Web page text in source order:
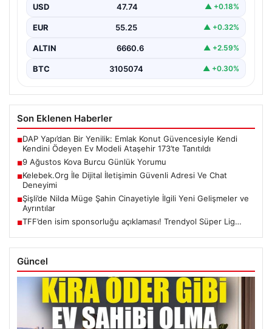
USD 47.74 ▲ +0.18%
EUR 55.25 ▲ +0.32%
ALTIN 6660.6 ▲ +2.59%
BTC 3105074 ▲ +0.30%
Son Eklenen Haberler
■DAP Yapı’dan Bir Yenilik: Emlak Konut Güvencesiyle Kendi
Kendini Ödeyen Ev Modeli Ataşehir 173’te Tanıtıldı
■9 Ağustos Kova Burcu Günlük Yorumu
■Kelebek.Org İle Dijital İletişimin Güvenli Adresi Ve Chat
Deneyimi
■Şişli’de Nilda Müge Şahin Cinayetiyle İlgili Yeni Gelişmeler ve
Ayrıntılar
■TFF’den isim sponsorluğu açıklaması! Trendyol Süper Lig…
Güncel